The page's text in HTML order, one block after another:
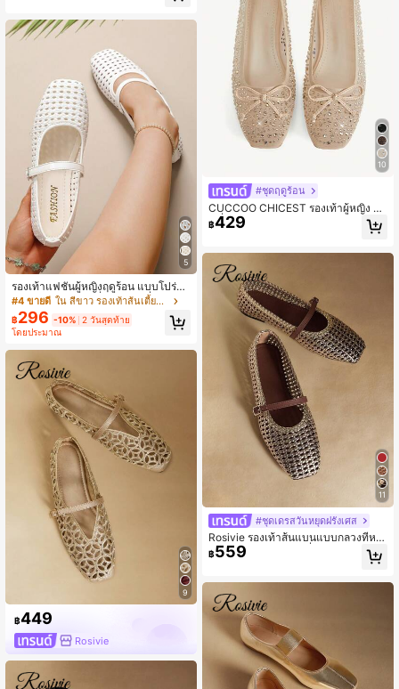
5
รองเท้าแฟชั่นผู้หญิงฤดูร้อน แบบโปร่งร
ะบายอากาศ หัวเหลี่ยมสไตล์ฝรั่งเศส สา
ยเดี่ยว สีขาว ใส่ได้หลายโอกาส รองเท้า
แมรี่เจนส้นแบนสไตล์วินเทจฝรั่งเศส สำ
หรับนักเรียนและใส่ประจำวัน สไตล์สาว
ฝรั่งเศส
#4 ขายดี ใน สีขาว รองเท้าส้นเตี้ยสตรี
฿296 -10% 2 วันสุดท้าย
โดยประมาณ
9
฿449
Rosivie
10
#ชุดฤดูร้อน
CUCCOO CHICEST รองเท้าผู้หญิง แ
ฟชั่นฤดูใบไม้ผลิและฤดูร้อน สีแอปริคอ
ท ประดับเพชรเต็มตาข่ายไหมพรม โบว์
ส่สบาย ระบายอากาศได้ดี น่ารัก หวาน
รองเท้าส้นแบนผู้หญิง รองเท้าหรูหรา รอ
งเท้าแต่งงาน
฿429
11
#ชุดเดรสวันหยุดฝรั่งเศส
Rosivie รองเท้าส้นแบนแบบกลวงที่หรู
หราสำหรับผู้หญิง แฟชั่นและใส่สบาย ร
องเท้าส้นแบนปลายเท้าสี่เหลี่ยมสไตล์ฝ
฿559